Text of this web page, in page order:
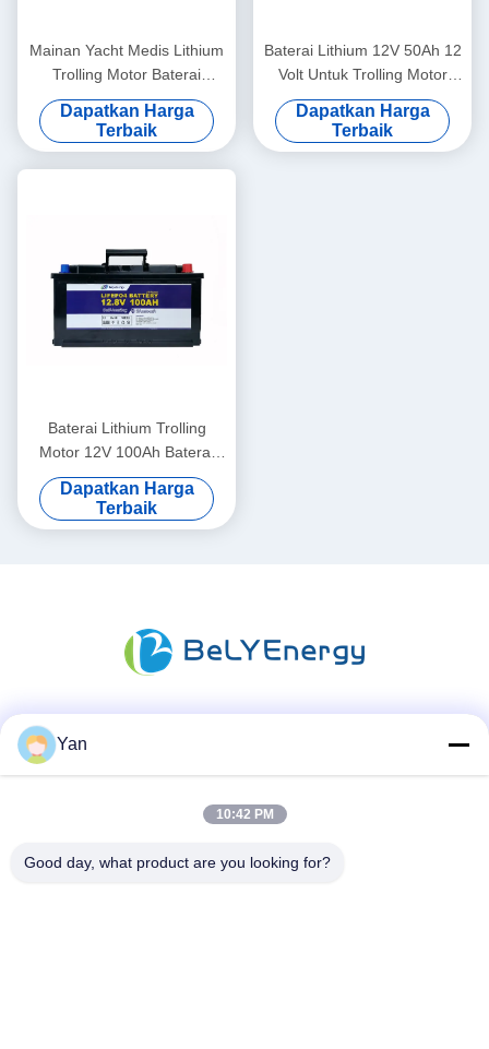
Mainan Yacht Medis Lithium
Trolling Motor Baterai
Lifepo4 12V 50Ah
Dapatkan Harga
Terbaik
Baterai Lithium 12V 50Ah 12
Volt Untuk Trolling Motor
Bluetooth Camping Car
Battery
Dapatkan Harga
Terbaik
Baterai Lithium Trolling
Motor 12V 100Ah Baterai
Alat Kafilah Dan Baterai
Berkemah
Dapatkan Harga
Terbaik
Yan
10:42 PM
Good day, what product are you looking for?